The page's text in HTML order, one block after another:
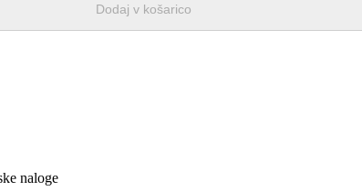
Dodaj v košarico
naloge